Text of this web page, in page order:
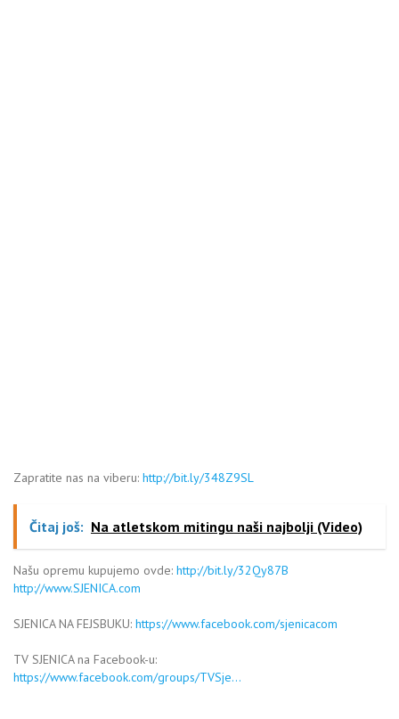
Zapratite nas na viberu: http://bit.ly/348Z9SL
Čitaj još: Na atletskom mitingu naši najbolji (Video)
Našu opremu kupujemo ovde: http://bit.ly/32Qy87B
http://www.SJENICA.com
SJENICA NA FEJSBUKU: https://www.facebook.com/sjenicacom
TV SJENICA na Facebook-u:
https://www.facebook.com/groups/TVSje…